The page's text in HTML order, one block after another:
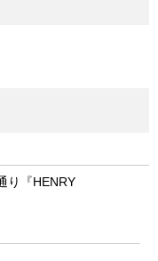
り『HENRY